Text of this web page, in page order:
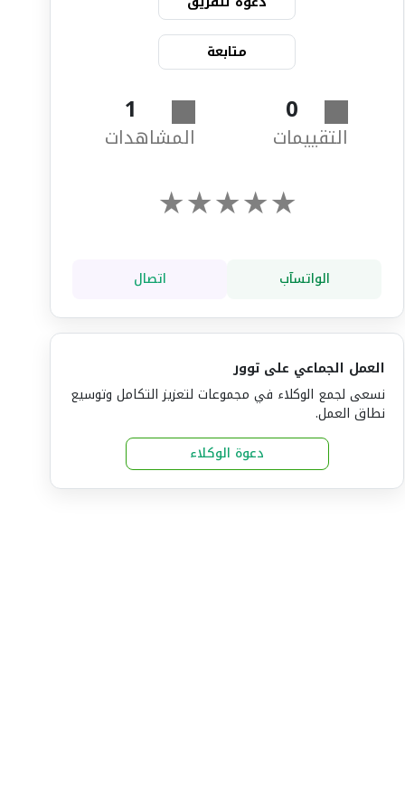
متابعة
0
التقييمات
1
المشاهدات
★
★
★
★
★
الواتسآب اتصال
العمل الجماعي على توور
نسعى لجمع الوكلاء في مجموعات لتعزيز التكامل وتوسيع
نطاق العمل.
دعوة الوكلاء